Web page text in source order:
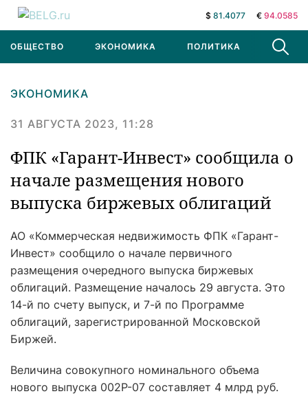
$ 81.4077 € 94.0585
ОБЩЕСТВО ЭКОНОМИКА ПОЛИТИКА В МИРЕ
ЭКОНОМИКА
31 АВГУСТА 2023, 11:28
ФПК «Гарант-Инвест» сообщила о
начале размещения нового
выпуска биржевых облигаций
АО «Коммерческая недвижимость ФПК «Гарант-
Инвест» сообщило о начале первичного
размещения очередного выпуска биржевых
облигаций. Размещение началось 29 августа. Это
14-й по счету выпуск, и 7-й по Программе
облигаций, зарегистрированной Московской
Биржей.
Величина совокупного номинального объема
нового выпуска 002Р-07 составляет 4 млрд руб.